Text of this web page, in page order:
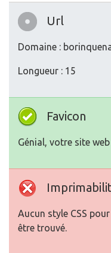
Url
Domaine :
Longueur : 15
Favicon
Génial, votre site
Aucun style CSS
être trouvé.